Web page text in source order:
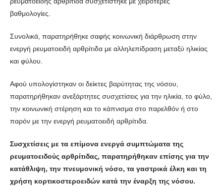
βαθμολογίες.
Συνολικά, παρατηρήθηκε σαφής κοινωνική διάρθρωση στην
ενεργή ρευματοειδή αρθρίτιδα με αλληλεπίδραση μεταξύ ηλικίας
και φύλου.
Αφού υπολογίστηκαν οι δείκτες βαρύτητας της νόσου,
παρατηρήθηκαν ανεξάρτητες συσχετίσεις για την ηλικία, το φύλο,
την κοινωνική στέρηση και το κάπνισμα στο παρελθόν ή στο
παρόν με την ενεργή ρευματοειδή αρθρίτιδα.
Συσχετίσεις με τα επίμονα ενεργά συμπτώματα της
ρευματοειδούς αρθρίτιδας, παρατηρήθηκαν επίσης για την
κατάθλιψη, την πνευμονική νόσο, τα γαστρικά έλκη και τη
χρήση κορτικοστεροειδών κατά την έναρξη της νόσου.